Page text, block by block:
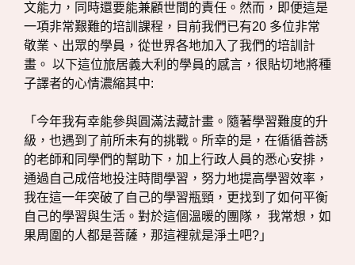
文能力，同時還要能兼顧世間的責任。然而，即便這是
一項非常艱難的培訓課程，目前我們已有20 多位非常
敬業、出眾的學員，從世界各地加入了我們的培訓計
畫。 以下這位旅居義大利的學員的感言，很貼切地將種
子譯者的心情濃縮其中:
「今年我有幸能參與圓滿法藏計畫。隨著學習難度的升
級，也遇到了前所未有的挑戰。所幸的是，在循循善誘
的老師和同學們的幫助下，加上行政人員的悉心安排，
通過自己成倍地投注時間學習，努力地提高學習效率，
我在這一年突破了自己的學習瓶頸，更找到了如何平衡
自己的學習與生活。對於這個溫暖的團隊， 我常想，如
果周圍的人都是菩薩，那這裡就是淨土吧?」